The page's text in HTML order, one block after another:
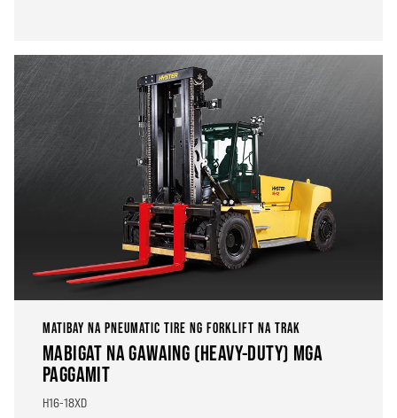
MATIBAY NA PNEUMATIC TIRE NG FORKLIFT NA TRAK
MABIGAT NA GAWAING (HEAVY-DUTY) MGA
PAGGAMIT
H16-18XD